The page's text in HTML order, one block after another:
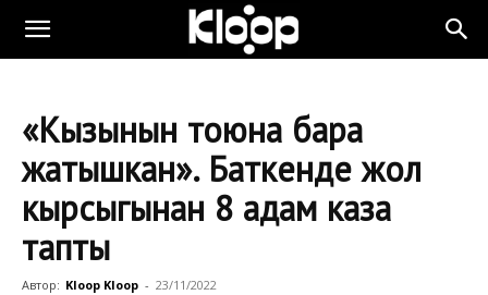
«Кызынын тоюна бара
жатышкан». Баткенде жол
кырсыгынан 8 адам каза
тапты
Автор: Kloop Kloop - 23/11/2022